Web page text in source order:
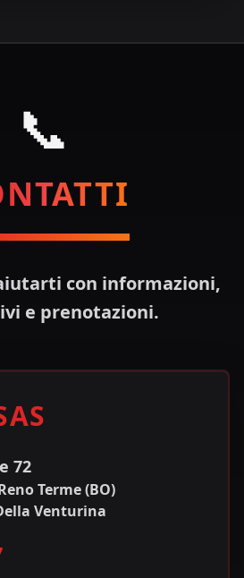
📞
con informazioni,
e prenotazioni.
72
Terme (BO)
Venturina